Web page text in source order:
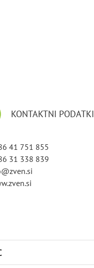
KONTAKTNI PODATKI
41 751 855
31 338 839